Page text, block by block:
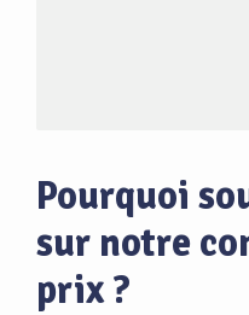
Pourquoi
sur notre
prix ?